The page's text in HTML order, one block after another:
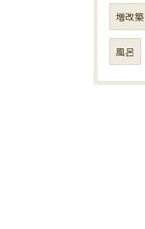
増改築
風呂